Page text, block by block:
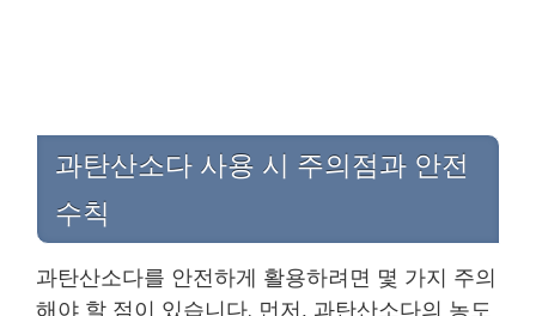
과탄산소다 사용 시 주의점과 안전
수칙
과탄산소다를 안전하게 활용하려면 몇 가지 주의
해야 할 점이 있습니다. 먼저, 과탄산소다의 농도